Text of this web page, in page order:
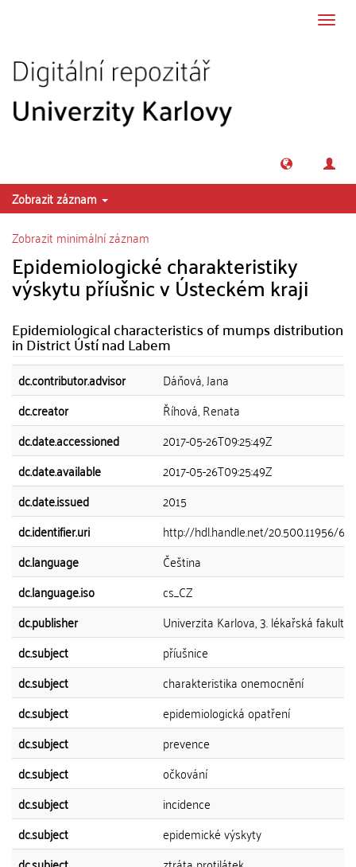
Zobrazit záznam
Zobrazit minimální záznam
Epidemiologické charakteristiky
výskytu příušnic v Ústeckém kraji
Epidemiological characteristics of mumps distribution
in District Ústí nad Labem
dc.contributor.advisor
Dáňová, Jana
dc.creator
Říhová, Renata
dc.date.accessioned
2017-05-26T09:25:49Z
dc.date.available
2017-05-26T09:25:49Z
dc.date.issued
2015
dc.identifier.uri
http://hdl.handle.net/20.500.11956/
dc.language
Čeština
dc.language.iso
cs_CZ
dc.publisher
Univerzita Karlova, 3. lékařská fakulta
dc.subject
příušnice
dc.subject
charakteristika onemocnění
dc.subject
epidemiologická opatření
dc.subject
prevence
dc.subject
očkování
dc.subject
incidence
dc.subject
epidemické výskyty